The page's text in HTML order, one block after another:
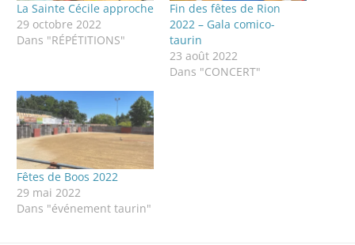
La Sainte Cécile approche
29 octobre 2022
Dans "RÉPÉTITIONS"
Fin des fêtes de Rion
2022 – Gala comico-
taurin
23 août 2022
Dans "CONCERT"
Fêtes de Boos 2022
29 mai 2022
Dans "événement taurin"